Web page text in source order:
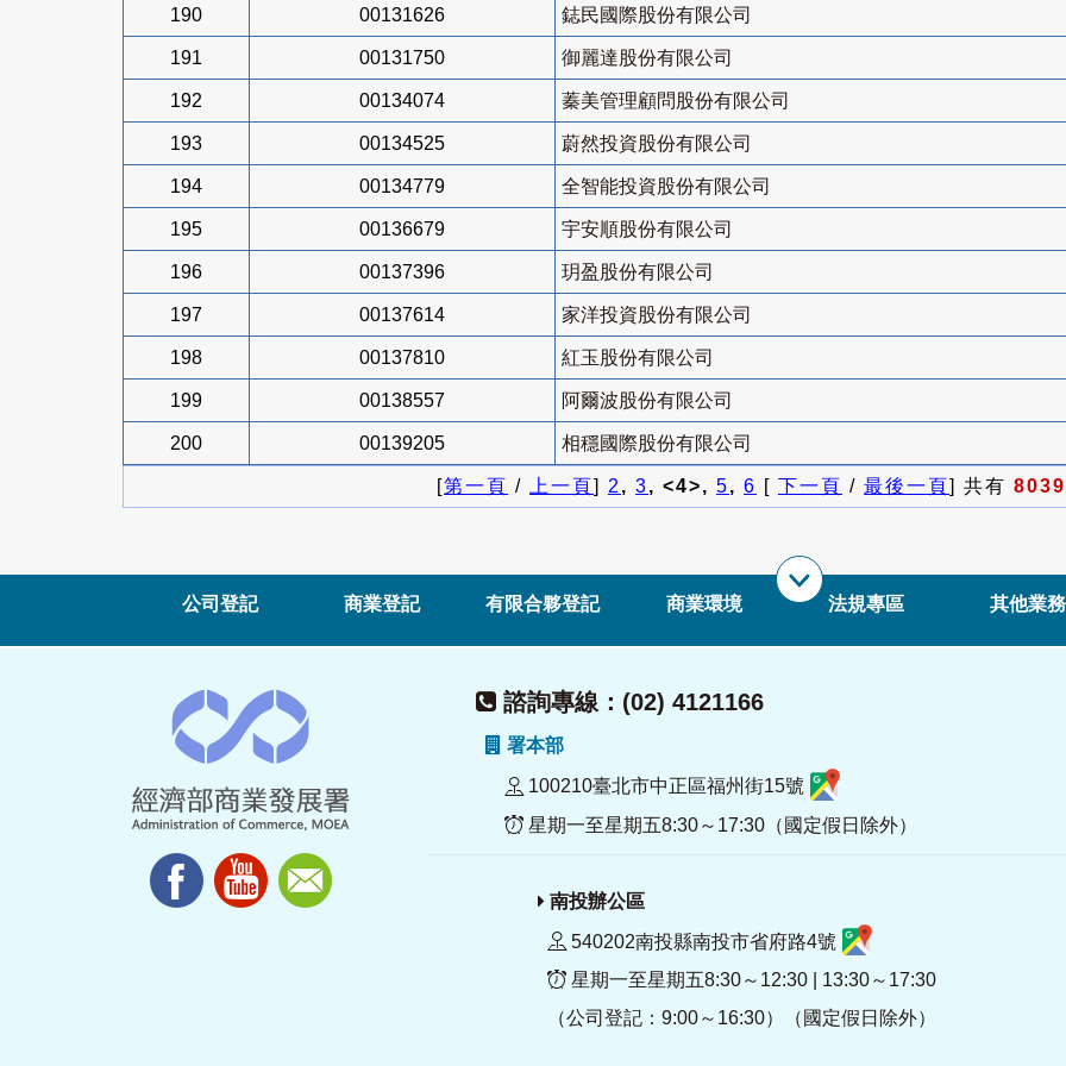
190 00131626 鋕民國際股份有限公司
191 00131750 御麗達股份有限公司
192 00134074 蓁美管理顧問股份有限公司
193 00134525 蔚然投資股份有限公司
194 00134779 全智能投資股份有限公司
195 00136679 宇安順股份有限公司
196 00137396 玥盈股份有限公司
197 00137614 家洋投資股份有限公司
198 00137810 紅玉股份有限公司
199 00138557 阿爾波股份有限公司
200 00139205 相穩國際股份有限公司
[第一頁 / 上一頁] 2, 3, <4>, 5, 6 [ 下一頁 / 最後一頁] 共有 8039
公司登記 商業登記 有限合夥登記 商業環境 法規專區 其他業務
諮詢專線：(02) 4121166
署本部
100210臺北市中正區福州街15號
星期一至星期五8:30～17:30（國定假日除外）
南投辦公區
540202南投縣南投市省府路4號
星期一至星期五8:30～12:30 | 13:30～17:30
（公司登記：9:00～16:30）（國定假日除外）